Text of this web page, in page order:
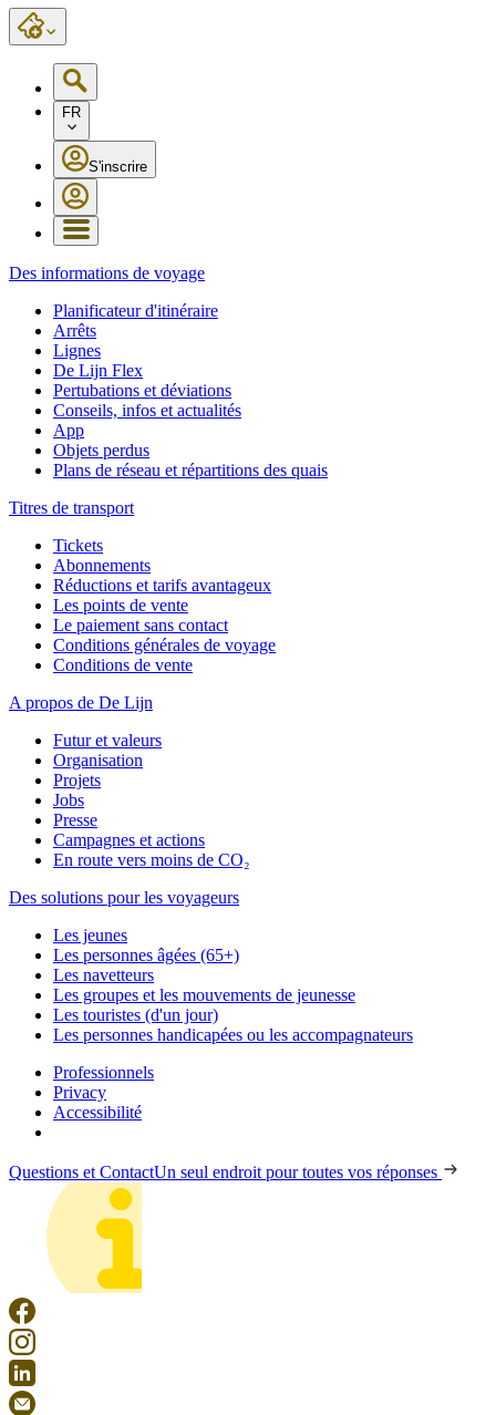
FR
S'inscrire
Des informations de voyage
Planificateur d'itinéraire
Arrêts
Lignes
De Lijn Flex
Pertubations et déviations
Conseils, infos et actualités
App
Objets perdus
Plans de réseau et répartitions des quais
Titres de transport
Tickets
Abonnements
Réductions et tarifs avantageux
Les points de vente
Le paiement sans contact
Conditions générales de voyage
Conditions de vente
A propos de De Lijn
Futur et valeurs
Organisation
Projets
Jobs
Presse
Campagnes et actions
En route vers moins de CO₂
Des solutions pour les voyageurs
Les jeunes
Les personnes âgées (65+)
Les navetteurs
Les groupes et les mouvements de jeunesse
Les touristes (d'un jour)
Les personnes handicapées ou les accompagnateurs
Professionnels
Privacy
Accessibilité
Questions et ContactUn seul endroit pour toutes vos réponses